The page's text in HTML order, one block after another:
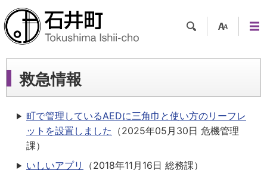
ツー
ュー
救急情報
町で管理しているAEDに三角巾と使い方のリーフレ
ットを設置しました （2025年05月30日 危機管理
課）
いしいアプリ
（2018年11月16日 総務課）